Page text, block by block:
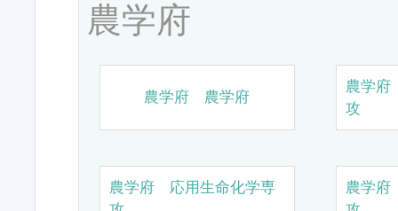
農学府
農学府 農学府
農学
攻
農学府 応用生命化学専
農学